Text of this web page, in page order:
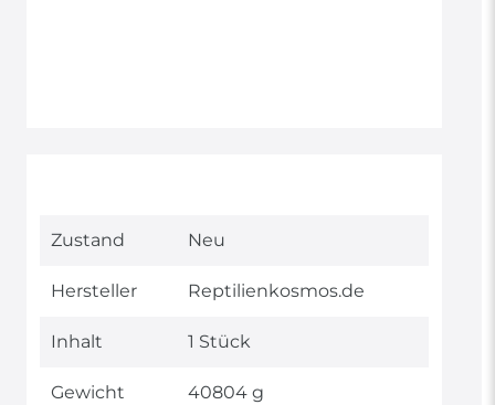
Technisches
Wert
Zustand Neu
Hersteller Reptilienkosmos.de
Inhalt 1 Stück
Gewicht 40804 g